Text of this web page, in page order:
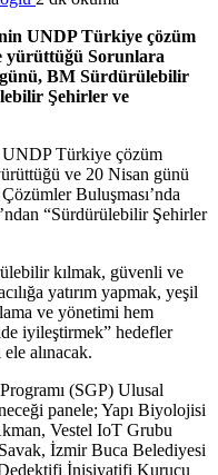
UNDP Türkiye çözüm
yürüttüğü Sorunlara
günü, BM Sürdürülebilir
Şehirler ve
UNDP Türkiye çözüm
ve 20 Nisan günü
Buluşması’nda
“Sürdürülebilir Şehirler
kılmak, güvenli ve
yatırım yapmak, yeşil
ve yönetimi hem
iyileştirmek” hedefler
alınacak.
(SGP) Ulusal
panele; Yapı Biyolojisi
Vestel IoT Grubu
İzmir Buca Belediyesi
İnisiyatifi Kurucu